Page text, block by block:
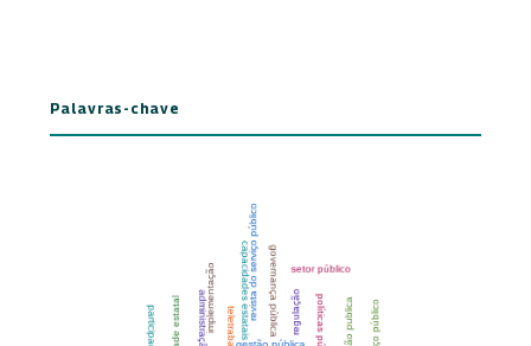
Palavras-chave